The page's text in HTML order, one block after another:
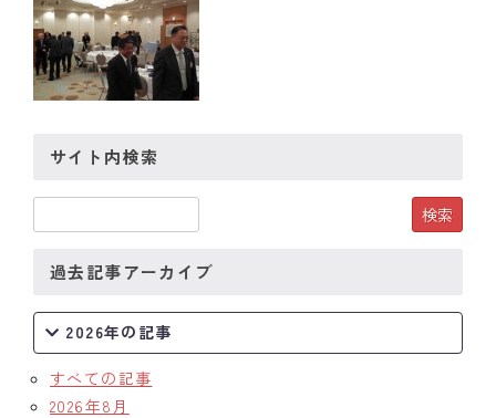
サイト内検索
過去記事アーカイブ
2026年の記事
すべての記事
2026年8月